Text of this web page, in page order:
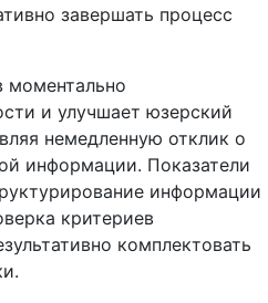
завершать процесс
моментально
и улучшает юзерский
немедленную отклик о
информации. Показатели
информации
критериев
комплектовать